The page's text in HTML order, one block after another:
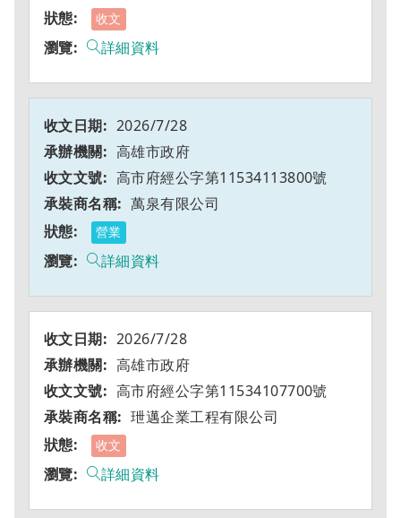
收文
詳細資料
2026/7/28
高雄市政府
高市府經公字第11534113800號
萬泉有限公司
營業
詳細資料
2026/7/28
高雄市政府
高市府經公字第11534107700號
玴邁企業工程有限公司
收文
詳細資料